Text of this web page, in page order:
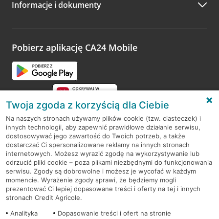
Zachęcamy do podzielenia się z nami opinią o wizycie.
opinie.
Informacje i dokumenty
Pobierz aplikację CA24 Mobile
RODO
Regulamin serwisu
Mapa serwisu
PolitykaCookies
Twoja zgoda z korzyścią dla Ciebie
Na naszych stronach używamy plików cookie (tzw. ciasteczek) i
innych technologii, aby zapewnić prawidłowe działanie serwisu,
dostosowywać jego zawartość do Twoich potrzeb, a także
dostarczać Ci spersonalizowane reklamy na innych stronach
internetowych. Możesz wyrazić zgodę na wykorzystywanie lub
odrzucić pliki cookie – poza plikami niezbędnymi do funkcjonowania
serwisu. Zgody są dobrowolne i możesz je wycofać w każdym
momencie. Wyrażenie zgody sprawi, że będziemy mogli
prezentować Ci lepiej dopasowane treści i oferty na tej i innych
stronach Credit Agricole.
Analityka
Dopasowanie treści i ofert na stronie